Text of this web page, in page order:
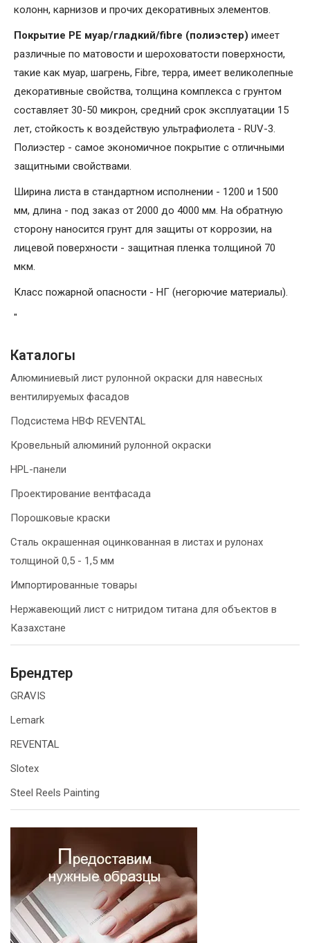
колонн, карнизов и прочих декоративных элементов.
Покрытие PE муар/гладкий/fibre (полиэстер) имеет
различные по матовости и шероховатости поверхности,
такие как муар, шагрень, Fibrе, терра, имеет великолепные
декоративные свойства, толщина комплекса с грунтом
составляет 30-50 микрон, средний срок эксплуатации 15
лет, стойкость к воздействую ультрафиолета - RUV-3.
Полиэстер - самое экономичное покрытие с отличными
защитными свойствами.
Ширина листа в стандартном исполнении - 1200 и 1500
мм, длина - под заказ от 2000 до 4000 мм. На обратную
сторону наносится грунт для защиты от коррозии, на
лицевой поверхности - защитная пленка толщиной 70
мкм.
Класс пожарной опасности - НГ (негорючие материалы).
"
Каталогы
Алюминиевый лист рулонной окраски для навесных
вентилируемых фасадов
Подсистема НВФ REVENTAL
Кровельный алюминий рулонной окраски
HPL-панели
Проектирование вентфасада
Порошковые краски
Сталь окрашенная оцинкованная в листах и рулонах
толщиной 0,5 - 1,5 мм
Импортированные товары
Нержавеющий лист с нитридом титана для объектов в
Казахстане
Брендтер
GRAVIS
Lemark
REVENTAL
Slotex
Steel Reels Painting